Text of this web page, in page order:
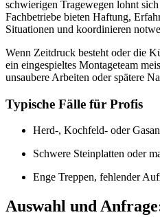
schwierigen Tragewegen lohnt
Fachbetriebe bieten Haftung,
Situationen und koordinieren
Wenn Zeitdruck besteht oder die
ein eingespieltes Montageteam
unsaubere Arbeiten oder spätere
Typische Fälle für Profis
Herd-, Kochfeld- oder
Schwere Steinplatten oder
Enge Treppen, fehlender
Auswahl und